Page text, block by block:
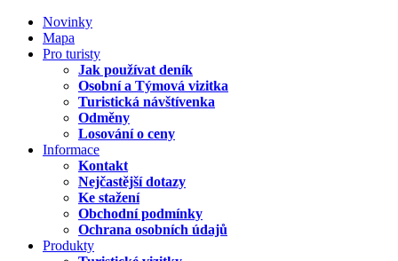
Novinky
Mapa
Pro turisty
Jak používat deník
Osobní a Týmová vizitka
Turistická návštívenka
Odměny
Losování o ceny
Informace
Kontakt
Nejčastější dotazy
Ke stažení
Obchodní podmínky
Ochrana osobních údajů
Produkty